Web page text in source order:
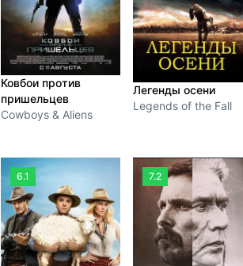
Ковбои против
пришельцев
Cowboys & Aliens
Легенды осени
Legends of the Fall
6.1 7.2